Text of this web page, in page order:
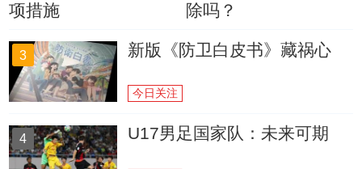
项措施
除吗？
3 新版《防卫白皮书》藏祸心
今日关注
4 U17男足国家队：未来可期